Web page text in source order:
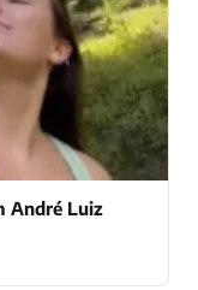
André Luiz